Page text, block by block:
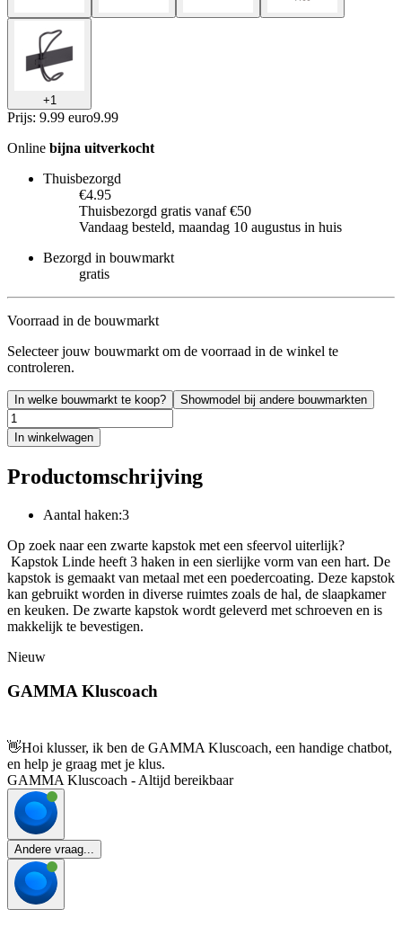
+1
Prijs: 9.99 euro9.99
Online bijna uitverkocht
Thuisbezorgd
€4.95
Thuisbezorgd gratis vanaf €50
Vandaag besteld, maandag 10 augustus in huis
Bezorgd in bouwmarkt
gratis
Voorraad in de bouwmarkt
Selecteer jouw bouwmarkt om de voorraad in de winkel te
controleren.
In welke bouwmarkt te koop? Showmodel bij andere bouwmarkten
In winkelwagen
Productomschrijving
Aantal haken:3
Op zoek naar een zwarte kapstok met een sfeervol uiterlijk?
Kapstok Linde heeft 3 haken in een sierlijke vorm van een hart. De
kapstok is gemaakt van metaal met een poedercoating. Deze kapstok
kan gebruikt worden in diverse ruimtes zoals de hal, de slaapkamer
en keuken. De zwarte kapstok wordt geleverd met schroeven en is
makkelijk te bevestigen.
Nieuw
GAMMA Kluscoach
👋Hoi klusser, ik ben de GAMMA Kluscoach, een handige chatbot,
en help je graag met je klus.
GAMMA Kluscoach - Altijd bereikbaar
Andere vraag...